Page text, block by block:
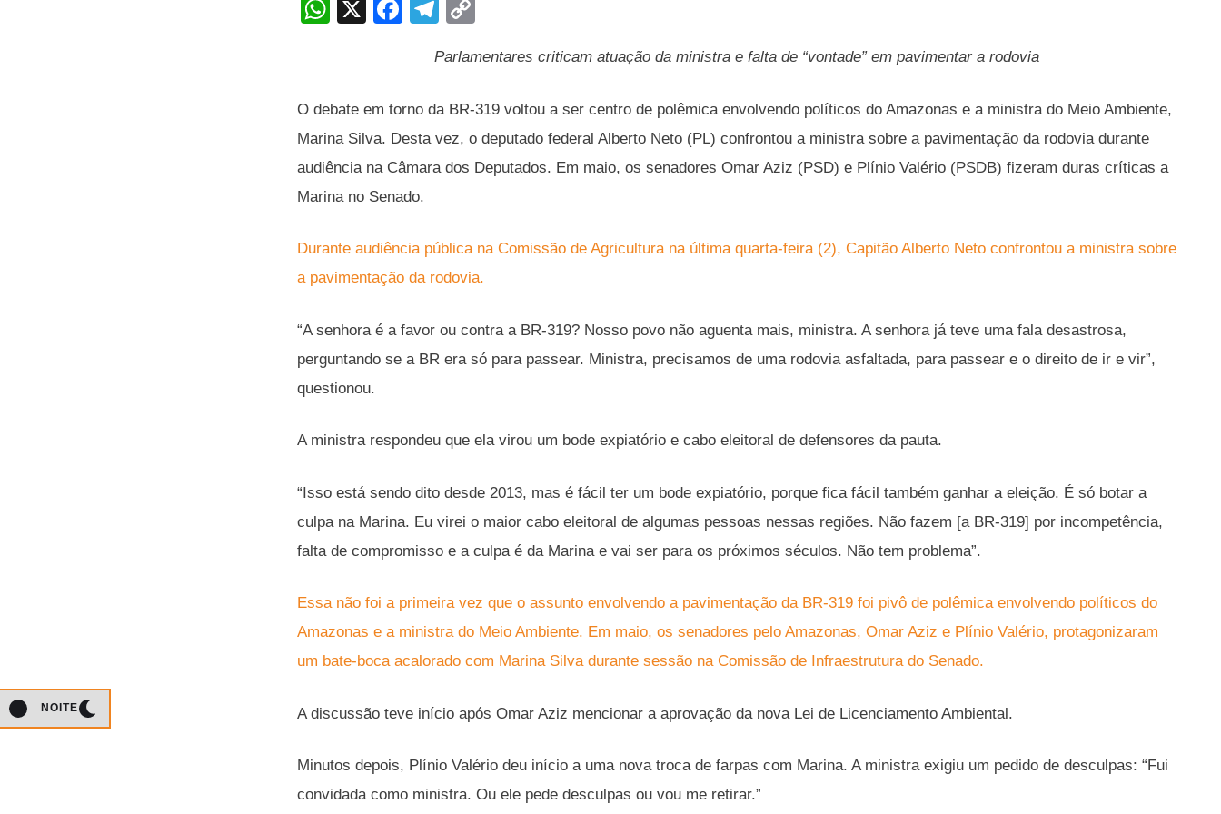
NOITE
W
s
A
p
p
X
F
b
o
o
k
T
e
gr
a
m
p
y
Li
n
k
Parlamentares criticam atuação da ministra e falta de “vontade” em pavimentar a rodovia
O debate em torno da BR-319 voltou a ser centro de polêmica envolvendo políticos do Amazonas e a ministra do Meio Ambiente,
Marina Silva. Desta vez, o deputado federal Alberto Neto (PL) confrontou a ministra sobre a pavimentação da rodovia durante
audiência na Câmara dos Deputados. Em maio, os senadores Omar Aziz (PSD) e Plínio Valério (PSDB) fizeram duras críticas a
Marina no Senado.
Durante audiência pública na Comissão de Agricultura na última quarta-feira (2), Capitão Alberto Neto confrontou a ministra sobre
a pavimentação da rodovia.
“A senhora é a favor ou contra a BR-319? Nosso povo não aguenta mais, ministra. A senhora já teve uma fala desastrosa,
perguntando se a BR era só para passear. Ministra, precisamos de uma rodovia asfaltada, para passear e o direito de ir e vir”,
questionou.
A ministra respondeu que ela virou um bode expiatório e cabo eleitoral de defensores da pauta.
“Isso está sendo dito desde 2013, mas é fácil ter um bode expiatório, porque fica fácil também ganhar a eleição. É só botar a
culpa na Marina. Eu virei o maior cabo eleitoral de algumas pessoas nessas regiões. Não fazem [a BR-319] por incompetência,
falta de compromisso e a culpa é da Marina e vai ser para os próximos séculos. Não tem problema”.
Essa não foi a primeira vez que o assunto envolvendo a pavimentação da BR-319 foi pivô de polêmica envolvendo políticos do
Amazonas e a ministra do Meio Ambiente. Em maio, os senadores pelo Amazonas, Omar Aziz e Plínio Valério, protagonizaram
um bate-boca acalorado com Marina Silva durante sessão na Comissão de Infraestrutura do Senado.
A discussão teve início após Omar Aziz mencionar a aprovação da nova Lei de Licenciamento Ambiental.
Minutos depois, Plínio Valério deu início a uma nova troca de farpas com Marina. A ministra exigiu um pedido de desculpas: “Fui
convidada como ministra. Ou ele pede desculpas ou vou me retirar.”